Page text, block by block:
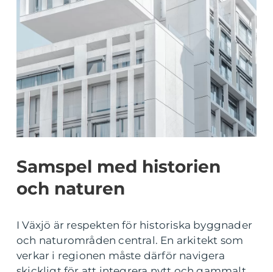
Samspel med historien
och naturen
I Växjö är respekten för historiska byggnader
och naturområden central. En arkitekt som
verkar i regionen måste därför navigera